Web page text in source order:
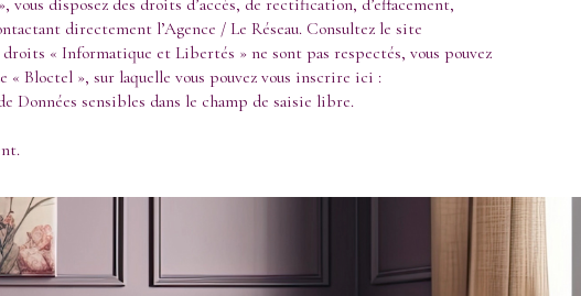
disposez des droits d’accès, de rectification, d’effacement,
directement l’Agence / Le Réseau. Consultez le site
« Informatique et Libertés » ne sont pas respectés, vous pouvez
« Bloctel », sur laquelle vous pouvez vous inscrire ici :
Données sensibles dans le champ de saisie libre.